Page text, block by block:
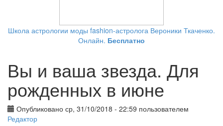
Школа астрологии моды fashion-астролога Вероники Ткаченко.
Онлайн. Бесплатно
Вы и ваша звезда. Для
рожденных в июне
Опубликовано ср, 31/10/2018 - 22:59 пользователем
Редактор